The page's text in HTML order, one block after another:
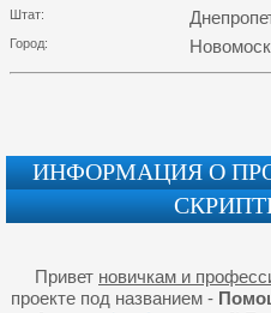
Штат:
Город:
ИНФОРМАЦИЯ О
Привет новичкам и
проекте под названием -